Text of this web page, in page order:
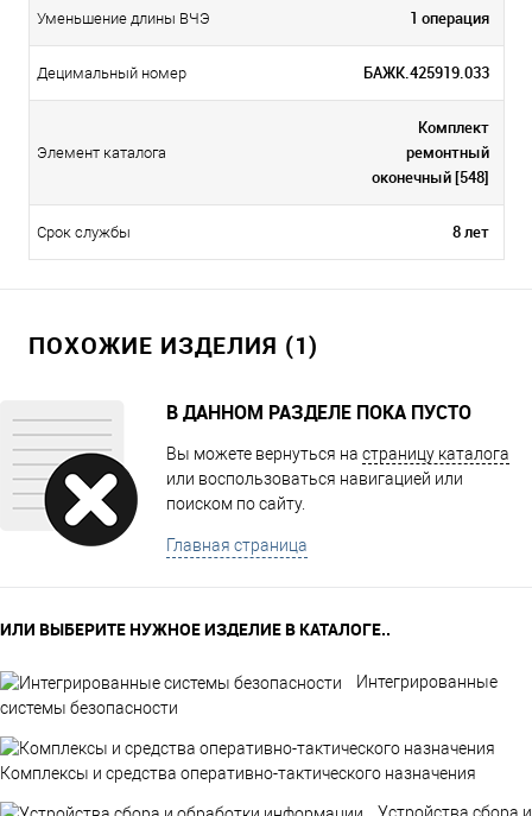
Уменьшение длины ВЧЭ 1 операция
Децимальный номер БАЖК.425919.033
Элемент каталога
Комплект
ремонтный
оконечный [548]
Срок службы 8 лет
ПОХОЖИЕ ИЗДЕЛИЯ (1)
В ДАННОМ РАЗДЕЛЕ ПОКА ПУСТО
Вы можете вернуться на страницу каталога
или воспользоваться навигацией или
поиском по сайту.
Главная страница
ИЛИ ВЫБЕРИТЕ НУЖНОЕ ИЗДЕЛИЕ В КАТАЛОГЕ..
Интегрированные
системы безопасности
Комплексы и средства оперативно-тактического назначения
Устройства сбора и